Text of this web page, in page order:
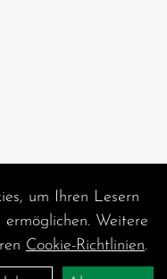
um Ihren Lesern
Weitere
Cookie-Richtlinien.
widerrufen